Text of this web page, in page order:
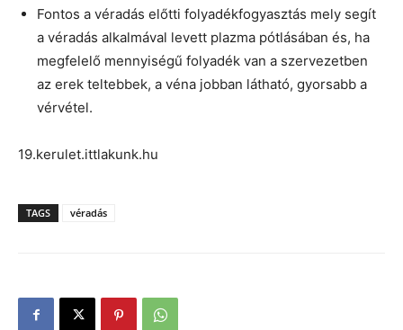
Fontos a véradás előtti folyadékfogyasztás mely segít
a véradás alkalmával levett plazma pótlásában és, ha
megfelelő mennyiségű folyadék van a szervezetben
az erek teltebbek, a véna jobban látható, gyorsabb a
vérvétel.
19.kerulet.ittlakunk.hu
TAGS véradás